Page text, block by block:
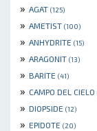
» AGAT (125)
» AMETIST (100)
» ANHYDRITE (15)
» ARAGONIT (13)
» BARITE (41)
» CAMPO DEL CIELO
» DIOPSIDE (12)
» EPIDOTE (20)